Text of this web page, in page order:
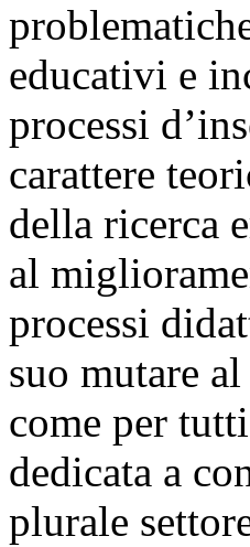
educativi e
processi
carattere
della ricerca
al
processi
suo mutare
come per
dedicata a
plurale